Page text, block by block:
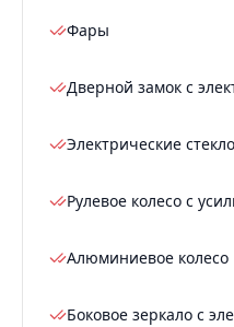
Фары
Дверной замок с
Электрические
Рулевое колесо с
Алюминиевое колесо
Боковое зеркало с